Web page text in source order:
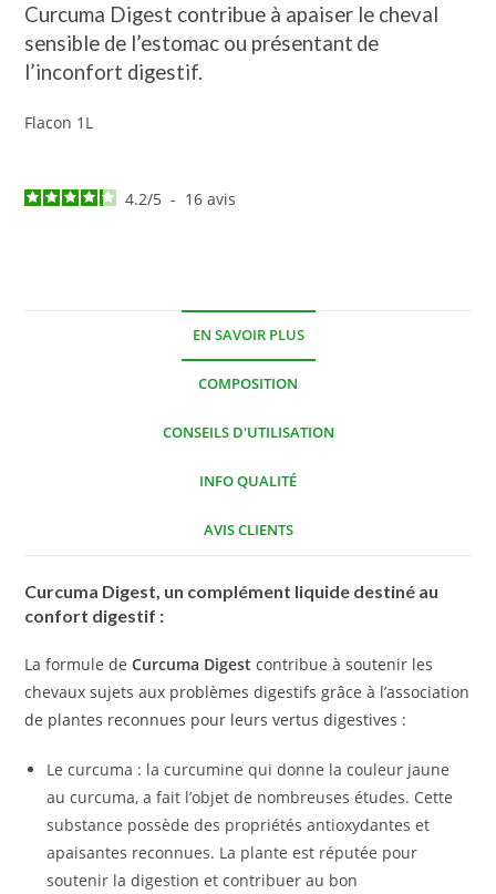
Curcuma Digest contribue à apaiser le cheval
sensible de l’estomac ou présentant de
l’inconfort digestif.
Flacon 1L
4.2/5 - 16avis
EN SAVOIR PLUS
COMPOSITION
CONSEILS D'UTILISATION
INFO QUALITÉ
AVIS CLIENTS
Curcuma Digest, un complément liquide destiné au
confort digestif :
La formule deCurcuma Digestcontribue à soutenir les
chevaux sujets aux problèmes digestifs grâce à l’association
de plantes reconnues pour leurs vertus digestives :
Le curcuma : la curcumine qui donne la couleur jaune
au curcuma, a fait l’objet de nombreuses études. Cette
substance possède des propriétés antioxydantes et
apaisantes reconnues. La plante est réputée pour
soutenir la digestion et contribuer au bon